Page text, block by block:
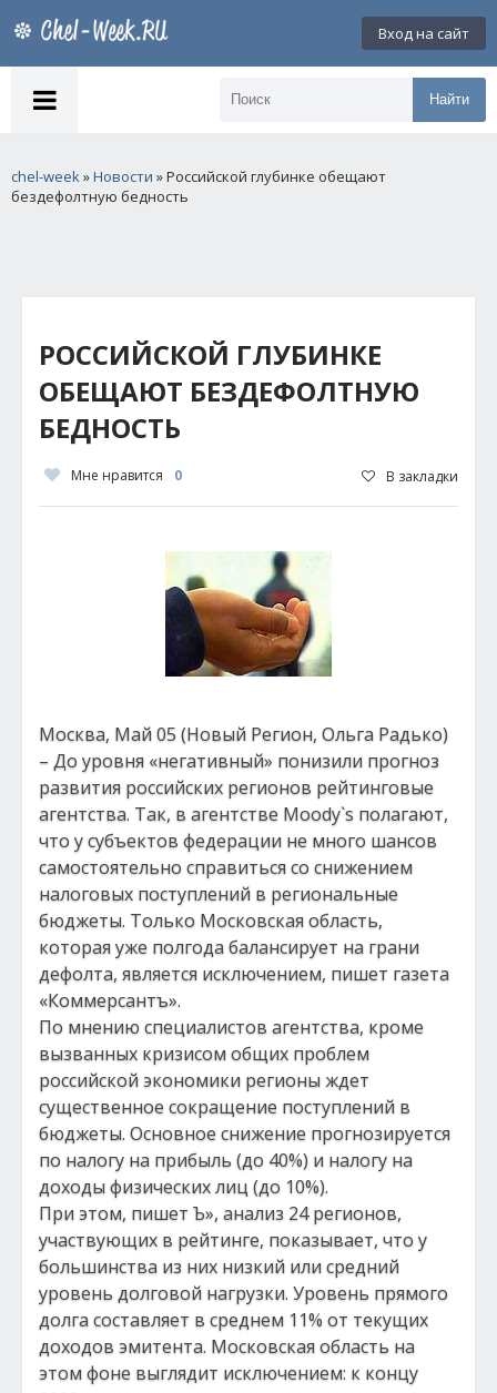
Вход на сайт
Найти
chel-week»Новости » Российской глубинке обещают
бездефолтную бедность
РОССИЙСКОЙ ГЛУБИНКЕ
ОБЕЩАЮТ БЕЗДЕФОЛТНУЮ
БЕДНОСТЬ
Мне нравится 0 В закладки
Москва, Май 05 (Новый Регион, Ольга Радько)
– До уровня «негативный» понизили прогноз
развития российских регионов рейтинговые
агентства. Так, в агентстве Moody`s полагают,
что у субъектов федерации не много шансов
самостоятельно справиться со снижением
налоговых поступлений в региональные
бюджеты. Только Московская область,
которая уже полгода балансирует на грани
дефолта, является исключением, пишет газета
«Коммерсантъ».
По мнению специалистов агентства, кроме
вызванных кризисом общих проблем
российской экономики регионы ждет
существенное сокращение поступлений в
бюджеты. Основное снижение прогнозируется
по налогу на прибыль (до 40%) и налогу на
доходы физических лиц (до 10%).
При этом, пишет Ъ», анализ 24 регионов,
участвующих в рейтинге, показывает, что у
большинства из них низкий или средний
уровень долговой нагрузки. Уровень прямого
долга составляет в среднем 11% от текущих
доходов эмитента. Московская область на
этом фоне выглядит исключением: к концу